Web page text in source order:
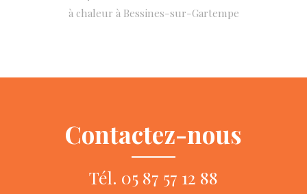
à chaleur à Bessines-sur-Gartempe
Contactez-nous
Tél. 05 87 57 12 88